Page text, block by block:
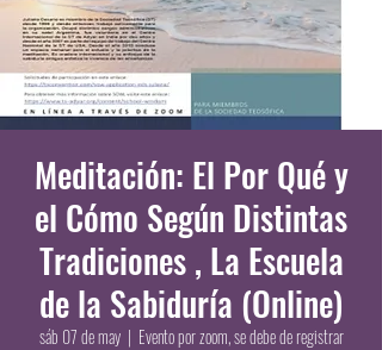
Meditación: El Por Qué y
el Cómo Según Distintas
Tradiciones , La Escuela
de la Sabiduría (Online)
sáb 07 de may
  |
Evento por zoom, se debe de registrar